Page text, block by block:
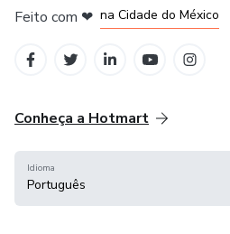
Feito com ❤ na Cidade do México
Conheça a Hotmart
Idioma
Português